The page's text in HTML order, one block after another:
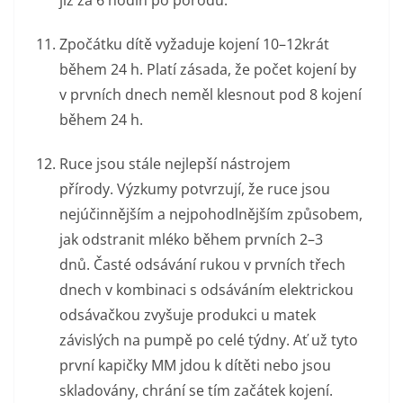
Zpočátku dítě vyžaduje kojení 10–12krát
během 24 h. Platí zásada, že počet kojení by
v prvních dnech neměl klesnout pod 8 kojení
během 24 h.
Ruce jsou stále nejlepší nástrojem
přírody. Výzkumy potvrzují, že ruce jsou
nejúčinnějším a nejpohodlnějším způsobem,
jak odstranit mléko během prvních 2–3
dnů. Časté odsávání rukou v prvních třech
dnech v kombinaci s odsáváním elektrickou
odsávačkou zvyšuje produkci u matek
závislých na pumpě po celé týdny. Ať už tyto
první kapičky MM jdou k dítěti nebo jsou
skladovány, chrání se tím začátek kojení.